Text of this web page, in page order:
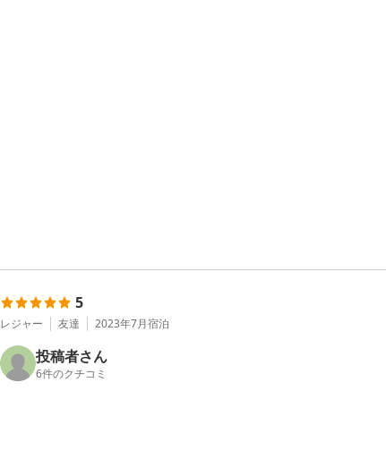
5
レジャー 友達 2023年7月宿泊
投稿者さん
6件のクチコミ